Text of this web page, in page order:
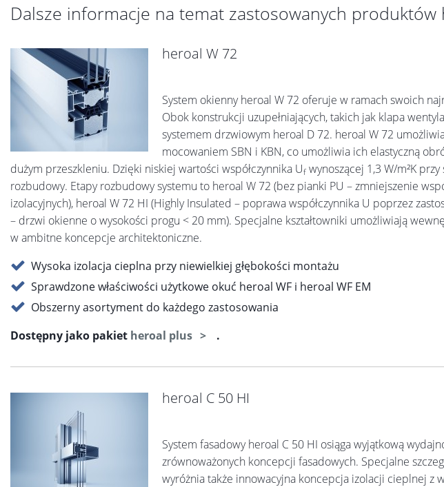
Dalsze informacje na temat zastosowanych produktów
heroal W 72
System okienny heroal W 72 oferuje w ramach swoich
Obok konstrukcji uzupełniających, takich jak klapa
systemem drzwiowym heroal D 72. heroal W 72
mocowaniem SBN i KBN, co umożliwia ich elastyczną
dużym przeszkleniu. Dzięki niskiej wartości współczynnika Uf wynoszącej 1,3 W/m²K
rozbudowy. Etapy rozbudowy systemu to heroal W 72 (bez pianki PU – zmniejszenie
izolacyjnych), heroal W 72 HI (Highly Insulated – poprawa współczynnika U poprzez
– drzwi okienne o wysokości progu < 20 mm). Specjalne kształtowniki umożliwiają
w ambitne koncepcje architektoniczne.
Wysoka izolacja cieplna przy niewielkiej głębokości montażu
Sprawdzone właściwości użytkowe okuć heroal WF i heroal WF EM
Obszerny asortyment do każdego zastosowania
Dostępny jako pakiet heroal plus .
heroal C 50 HI
System fasadowy heroal C 50 HI osiąga wyjątkową
zrównoważonych koncepcji fasadowych. Specjalne
wyróżnia także innowacyjna koncepcja izolacji cieplnej z